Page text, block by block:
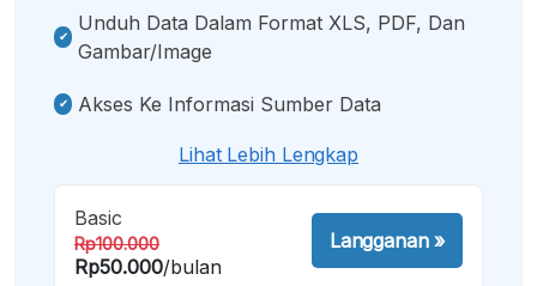
Unduh Data Dalam Format XLS, PDF, Dan
Gambar/image
Akses Ke Informasi Sumber Data
Lihat Lebih Lengkap
Basic
Rp100.000
Rp50.000/bulan
Langganan»